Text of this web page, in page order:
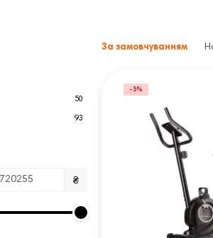
50
93
₴
За замовчуванням
-5%